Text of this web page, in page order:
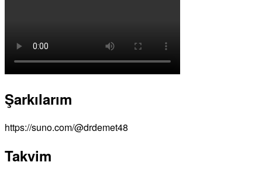
Şarkılarım
https://suno.com/@drdemet48
Takvim